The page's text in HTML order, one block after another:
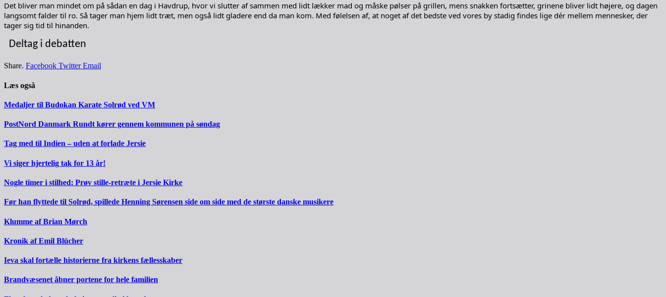
Det bliver man mindet om på sådan en dag i Havdrup, hvor vi slutter af sammen med lidt lækker mad og måske pølser på grillen, mens snakken fortsætter, grinene bliver lidt højere, og dagen
langsomt falder til ro. Så tager man hjem lidt træt, men også lidt gladere end da man kom. Med følelsen af, at noget af det bedste ved vores by stadig findes lige dér mellem mennesker, der
tager sig tid til hinanden.
Deltag i debatten
Share. Facebook Twitter Email
Læs også
Medaljer til Budokan Karate Solrød ved VM
PostNord Danmark Rundt kører gennem kommunen på søndag
Tag med til Indien – uden at forlade Jersie
Vi siger hjertelig tak for 13 år!
Nogle timer i stilhed: Prøv stille-retræte i Jersie Kirke
Før han flyttede til Solrød, spillede Henning Sørensen side om side med de største danske musikere
Klumme af Brian Mørch
Kronik af Emil Blücher
Ieva skal fortælle historierne fra kirkens fællesskaber
Brandvæsenet åbner portene for hele familien